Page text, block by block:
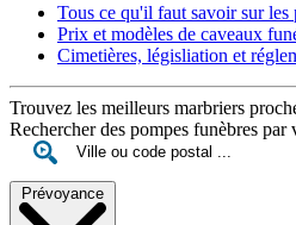
Tous ce qu'il faut savoir sur les
Prix et modèles de caveaux
Cimetières, législiation et
Trouvez les meilleurs marbriers
Rechercher des pompes funèbres par
Prévoyance